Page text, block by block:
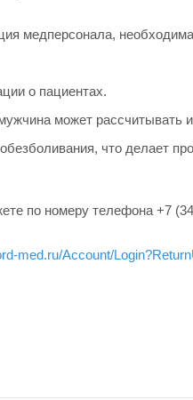
медперсонала,
о пациентах.
может
что делает
по номеру телефона +7
med.ru/Account/